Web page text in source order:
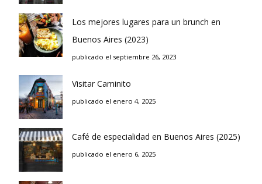
Los mejores lugares para un brunch en
Buenos Aires (2023)
publicado el septiembre 26, 2023
Visitar Caminito
publicado el enero 4, 2025
Café de especialidad en Buenos Aires (2025)
publicado el enero 6, 2025